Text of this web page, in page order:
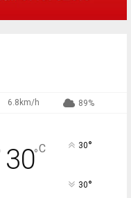
6.8km/h 89%
30°C 30°
30°